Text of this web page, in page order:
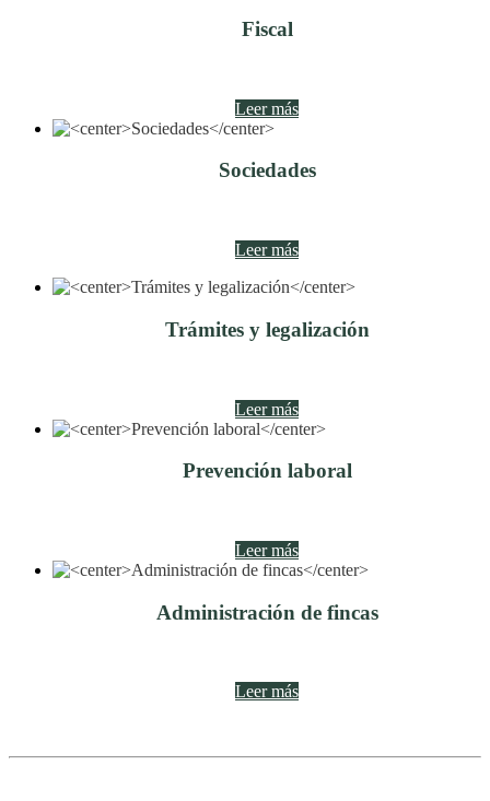
Fiscal
Leer más
Sociedades
Leer más
Trámites y legalización
Leer más
Prevención laboral
Leer más
Administración de fincas
Leer más